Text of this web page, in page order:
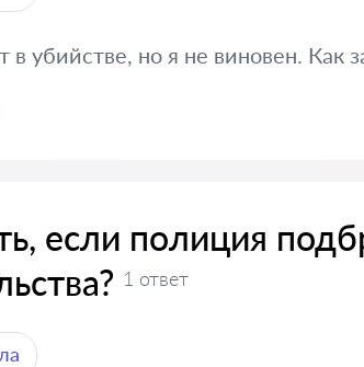
убийстве, но я не виновен. Как
если полиция
1 ответ